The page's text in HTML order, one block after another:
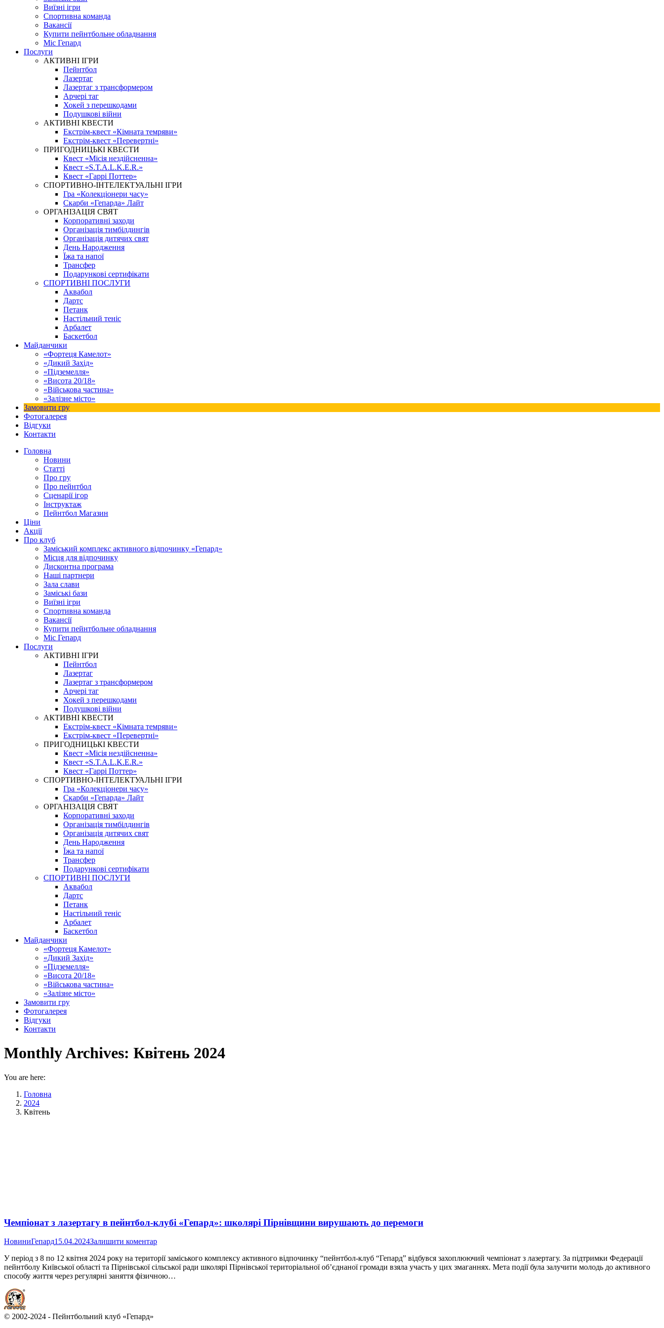
Виїзні ігри
Спортивна команда
Вакансії
Купити пейнтбольне обладнання
Міс Гепард
Послуги
АКТИВНІ ІГРИ
Пейнтбол
Лазертаг
Лазертаг з трансформером
Арчері таг
Хокей з перешкодами
Подушкові війни
АКТИВНІ КВЕСТИ
Екстрім-квест «Кімната темряви»
Екстрім-квест «Перевертні»
ПРИГОДНИЦЬКІ КВЕСТИ
Квест «Місія нездійсненна»
Квест «S.T.A.L.K.E.R.»
Квест «Гаррі Поттер»
СПОРТИВНО-ІНТЕЛЕКТУАЛЬНІ ІГРИ
Гра «Колекціонери часу»
Скарби «Гепарда» Лайт
ОРГАНІЗАЦІЯ СВЯТ
Корпоративні заходи
Організація тимбілдингів
Організація дитячих свят
День Народження
Їжа та напої
Трансфер
Подарункові сертифікати
СПОРТИВНІ ПОСЛУГИ
Аквабол
Дартс
Петанк
Настільний теніс
Арбалет
Баскетбол
Майданчики
«Фортеця Камелот»
«Дикий Захід»
«Підземелля»
«Висота 20/18»
«Військова частина»
«Залізне місто»
Замовити гру
Фотогалерея
Відгуки
Контакти
Головна
Новини
Статті
Про гру
Про пейнтбол
Сценарії ігор
Інструктаж
Пейнтбол Магазин
Ціни
Акції
Про клуб
Заміський комплекс активного відпочинку «Гепард»
Місця для відпочинку
Дисконтна програма
Наші партнери
Зала слави
Заміські бази
Виїзні ігри
Спортивна команда
Вакансії
Купити пейнтбольне обладнання
Міс Гепард
Послуги
АКТИВНІ ІГРИ
Пейнтбол
Лазертаг
Лазертаг з трансформером
Арчері таг
Хокей з перешкодами
Подушкові війни
АКТИВНІ КВЕСТИ
Екстрім-квест «Кімната темряви»
Екстрім-квест «Перевертні»
ПРИГОДНИЦЬКІ КВЕСТИ
Квест «Місія нездійсненна»
Квест «S.T.A.L.K.E.R.»
Квест «Гаррі Поттер»
СПОРТИВНО-ІНТЕЛЕКТУАЛЬНІ ІГРИ
Гра «Колекціонери часу»
Скарби «Гепарда» Лайт
ОРГАНІЗАЦІЯ СВЯТ
Корпоративні заходи
Організація тимбілдингів
Організація дитячих свят
День Народження
Їжа та напої
Трансфер
Подарункові сертифікати
СПОРТИВНІ ПОСЛУГИ
Аквабол
Дартс
Петанк
Настільний теніс
Арбалет
Баскетбол
Майданчики
«Фортеця Камелот»
«Дикий Захід»
«Підземелля»
«Висота 20/18»
«Військова частина»
«Залізне місто»
Замовити гру
Фотогалерея
Відгуки
Контакти
Monthly Archives: Квітень 2024
You are here:
Головна
2024
Квітень
Чемпіонат з лазертагу в пейнтбол-клубі «Гепард»: школярі Пірнівщини вирушають до перемоги
НовиниГепард15.04.2024Залишити коментар
У період з 8 по 12 квітня 2024 року на території заміського комплексу активного відпочинку “пейнтбол-клуб “Гепард” відбувся захоплюючий чемпіонат з лазертагу. За підтримки Федерації
пейнтболу Київської області та Пірнівської сільської ради школярі Пірнівської територіальної об’єднаної громади взяла участь у цих змаганнях. Мета події була залучити молодь до активного
способу життя через регулярні заняття фізичною…
© 2002-2024 - Пейнтбольний клуб «Гепард»